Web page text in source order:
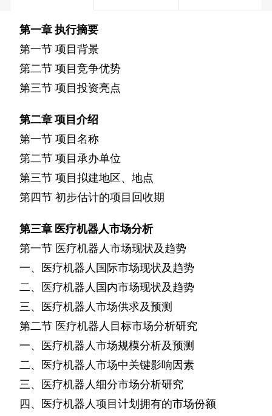
第一章执行摘要
第一节 项目背景
第二节 项目竞争优势
第三节 项目投资亮点
第二章项目介绍
第一节 项目名称
第二节 项目承办单位
第三节 项目拟建地区、地点
第四节 初步估计的项目回收期
第三章 医疗机器人市场分析
第一节 医疗机器人市场现状及趋势
一、医疗机器人国际市场现状及趋势
二、医疗机器人国内市场现状及趋势
三、医疗机器人市场供求及预测
第二节 医疗机器人目标市场分析研究
一、医疗机器人市场规模分析及预测
二、医疗机器人市场中关键影响因素
三、医疗机器人细分市场分析研究
四、医疗机器人项目计划拥有的市场份额